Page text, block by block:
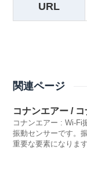
URL
関連ページ
コナンエアー /
コナンエアー : Wi-Fi
振動センサーです。
重要な要素になりま